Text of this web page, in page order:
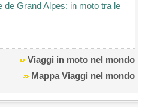
de Grand Alpes: in moto tra le
Viaggi in moto nel mondo
Mappa Viaggi nel mondo